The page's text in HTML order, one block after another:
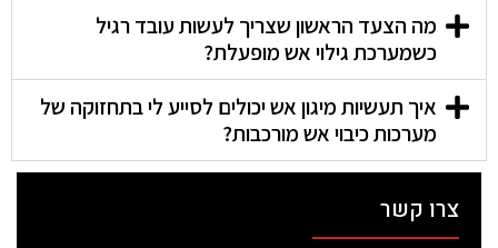
מה הצעד הראשון שצריך לעשות עובד רגיל
כשמערכת גילוי אש מופעלת?
איך תעשיות מיגון אש יכולים לסייע לי בתחזוקה של
מערכות כיבוי אש מורכבות?
צרו קשר